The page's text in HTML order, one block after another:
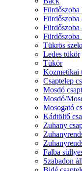
Fürdőszoba
Fürdőszoba
Fürdőszoba
Tükrös
Ledes tükör
Tükör
Kozmetikai
Csaptelep
Mosdó
Mosdó/
Mosogató
Kádtöltő
Zuhany
Falba
Szabadon